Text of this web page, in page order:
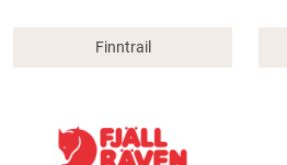
Finntrail